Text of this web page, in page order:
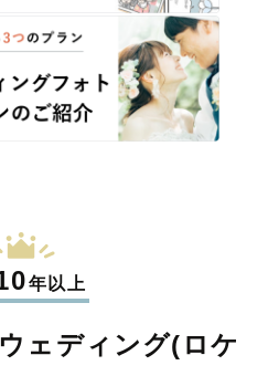
年以上
ェディング(ロケ